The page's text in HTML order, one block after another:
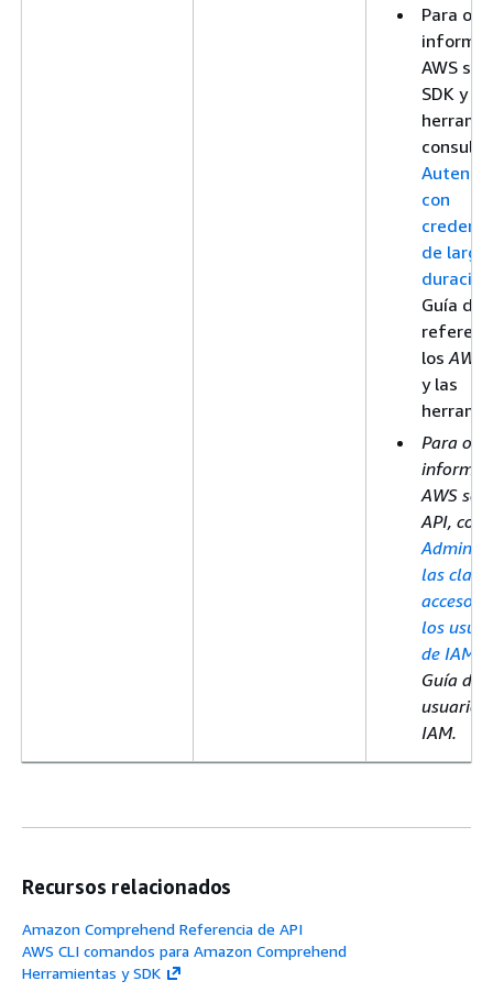
Para
AWS
SDK y
consulte
con
de larga
duración
Guía de
los AWS
y las
Para
AWS
API,
las
acceso
los
de IAM
Guía del
usuario
IAM.
Recursos relacionados
Amazon Comprehend Referencia de API
AWS CLI comandos para Amazon Comprehend
Herramientas y SDK